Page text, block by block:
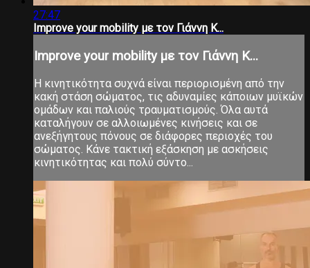
27:47
Improve your mobility με τον Γιάννη Κ...
Improve your mobility με τον Γιάννη Κ...
Η κινητικότητα συχνά είναι περιορισμένη από την
κακή στάση σώματος, τις αδυναμίες κάποιων μυϊκών
ομάδων και παλιούς τραυματισμούς. Όλα αυτά
καταλήγουν σε αλλοιωμένες κινήσεις και σε
ανεξήγητους πόνους σε διάφορες περιοχές του
σώματος. Κάνε τακτική εξάσκηση με ασκήσεις
κινητικότητας και πολύ σύντο...